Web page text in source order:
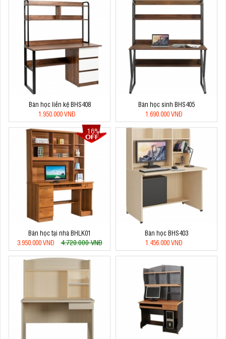
Bàn học liền kệ BHS408
1.950.000 VNĐ
Bàn học sinh BHS405
1.690.000 VNĐ
16%
Bàn học tại nhà BHLK01
3.950.000 VNĐ
4.720.000 VNĐ
Bàn học BHS403
1.456.000 VNĐ